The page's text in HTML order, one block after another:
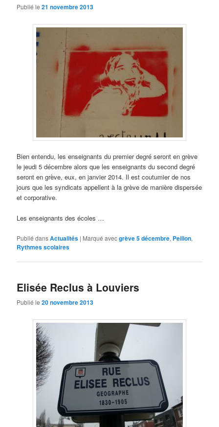
Publié le21 novembre 2013
Bien entendu, les enseignants du premier degré seront en grève
le jeudi 5 décembre alors que les enseignants du second degré
seront en grève, eux, en janvier 2014. Il est coutumier de nos
jours que les syndicats appellent à la grève de manière dispersée
et corporative.
Les enseignants des écoles …
Publié dansActualités | Marqué avecgrève 5 décembre, Peillon,
Rythmes scolaires
Elisée Reclus à Louviers
Publié le20 novembre 2013